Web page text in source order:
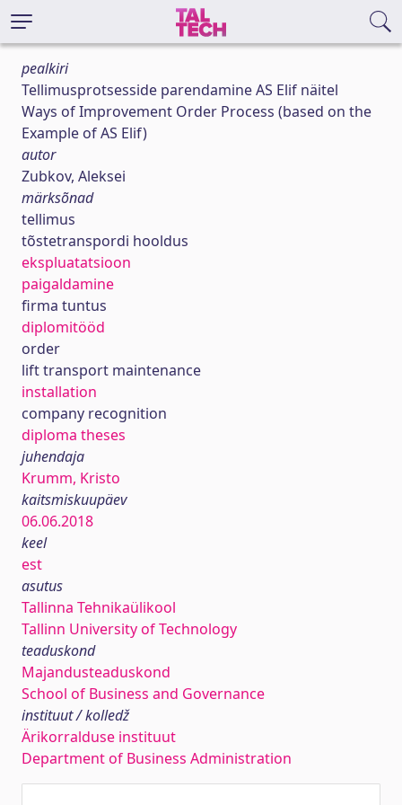
pealkiri
Tellimusprotsesside parendamine AS Elif näitel
Ways of Improvement Order Process (based on the
Example of AS Elif)
autor
Zubkov, Aleksei
märksõnad
tellimus
tõstetranspordi hooldus
ekspluatatsioon
paigaldamine
firma tuntus
diplomitööd
order
lift transport maintenance
installation
company recognition
diploma theses
juhendaja
Krumm, Kristo
kaitsmiskuupäev
06.06.2018
keel
est
asutus
Tallinna Tehnikaülikool
Tallinn University of Technology
teaduskond
Majandusteaduskond
School of Business and Governance
instituut / kolledž
Ärikorralduse instituut
Department of Business Administration